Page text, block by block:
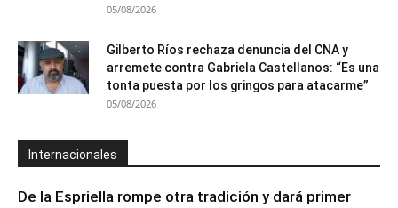
05/08/2026
Gilberto Ríos rechaza denuncia del CNA y
arremete contra Gabriela Castellanos: “Es una
tonta puesta por los gringos para atacarme”
05/08/2026
Internacionales
De la Espriella rompe otra tradición y dará primer